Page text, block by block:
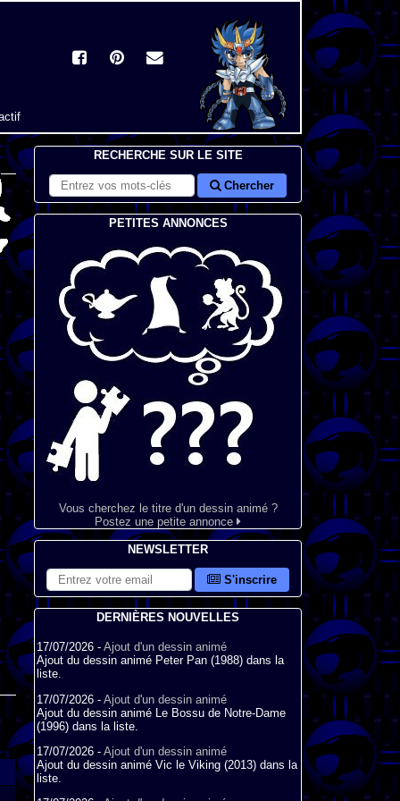
RECHERCHE SUR LE SITE
Chercher
PETITES ANNONCES
Vous cherchez le titre d'un dessin animé ?
Postez une petite annonce
NEWSLETTER
S'inscrire
DERNIÈRES NOUVELLES
17/07/2026 - Ajout d'un dessin animé
Ajout du dessin animé Peter Pan (1988) dans la
liste.
17/07/2026 - Ajout d'un dessin animé
Ajout du dessin animé Le Bossu de Notre-Dame
(1996) dans la liste.
17/07/2026 - Ajout d'un dessin animé
Ajout du dessin animé Vic le Viking (2013) dans la
liste.